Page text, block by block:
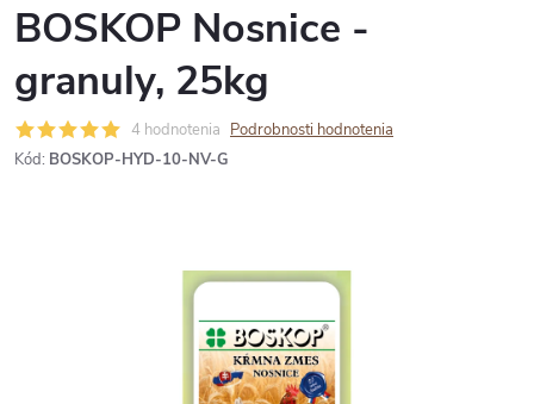
BOSKOP Nosnice -
granuly, 25kg
4 hodnotenia Podrobnosti hodnotenia
Kód: BOSKOP-HYD-10-NV-G